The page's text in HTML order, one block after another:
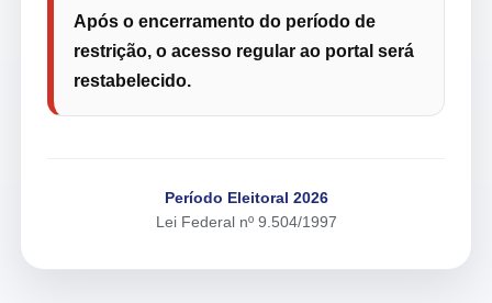
Após o encerramento do período de
restrição, o acesso regular ao portal será
restabelecido.
Período Eleitoral 2026
Lei Federal nº 9.504/1997